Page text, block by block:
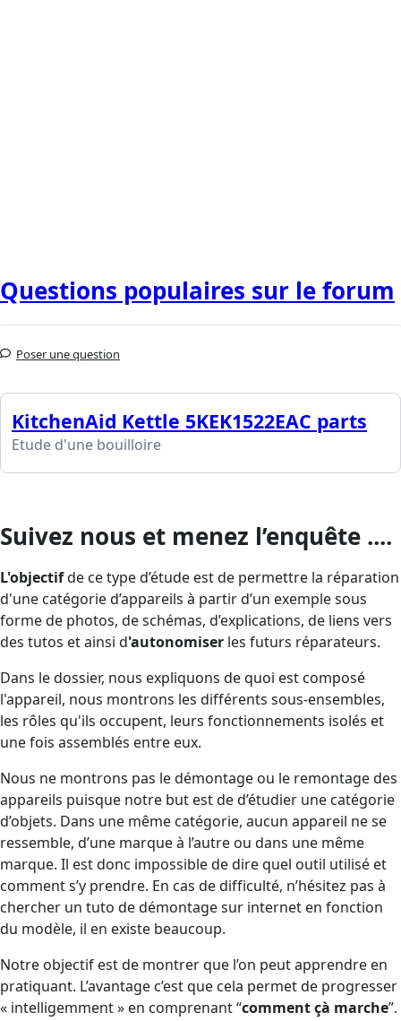
Questions populaires sur le forum
Poser une question
KitchenAid Kettle 5KEK1522EAC parts
Etude d'une bouilloire
Suivez nous et menez l’enquête ....
L'objectifde ce type d’étude est de permettre la réparation
d'une catégorie d’appareils à partir d’un exemple sous
forme de photos, de schémas, d’explications, de liens vers
des tutos et ainsi d'autonomiser les futurs réparateurs.
Dans le dossier, nous expliquons de quoi est composé
l'appareil, nous montrons les différents sous-ensembles,
les rôles qu'ils occupent, leurs fonctionnements isolés et
une fois assemblés entre eux.
Nous ne montrons pas le démontage ou le remontage des
appareils puisque notre but est de d’étudier une catégorie
d’objets. Dans une même catégorie, aucun appareil ne se
ressemble, d’une marque à l’autre ou dans une même
marque. Il est donc impossible de dire quel outil utilisé et
comment s’y prendre. En cas de difficulté, n’hésitez pas à
chercher un tuto de démontage sur internet en fonction
du modèle, il en existe beaucoup.
Notre objectif est de montrer que l’on peut apprendre en
pratiquant. L’avantage c’est que cela permet de progresser
« intelligemment » en comprenant “comment çà marche”.